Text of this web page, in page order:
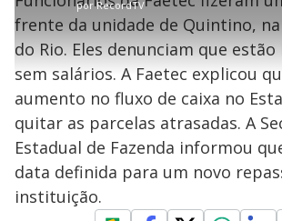
l
a
y
porRecordTV
r
1
0
e
g
n
d
o
a
1
s
e
u
n
M
u
d
o
8
2
%
frente da unidade de Quintino,
do Rio. Eles denunciam que estão
sem salários. A Faetec explicou
aumento no fluxo de caixa no
quitar as parcelas atrasadas. A
Estadual de Fazenda informou
data definida para um novo
instituição.